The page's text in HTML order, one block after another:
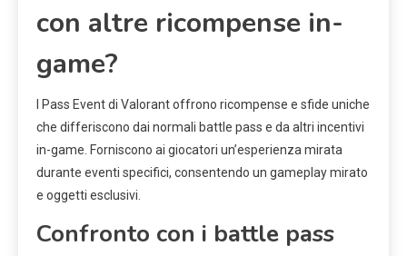
con altre ricompense in-
game?
I Pass Event di Valorant offrono ricompense e sfide uniche
che differiscono dai normali battle pass e da altri incentivi
in-game. Forniscono ai giocatori un’esperienza mirata
durante eventi specifici, consentendo un gameplay mirato
e oggetti esclusivi.
Confronto con i battle pass